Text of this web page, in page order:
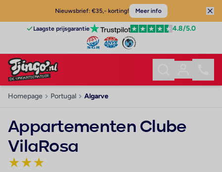
Nieuwsbrief: €35,- korting! Meer info
Laagste prijsgarantie 4.8/5.0
Homepage Portugal Algarve
Appartementen Clube
VilaRosa
★★★